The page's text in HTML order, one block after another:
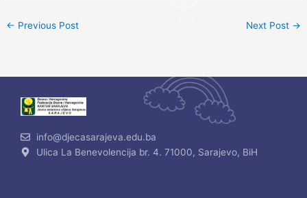
← Previous Post Next Post →
info@djecasarajeva.edu.ba
Ulica La Benevolencija br. 4. 71000, Sarajevo, BiH